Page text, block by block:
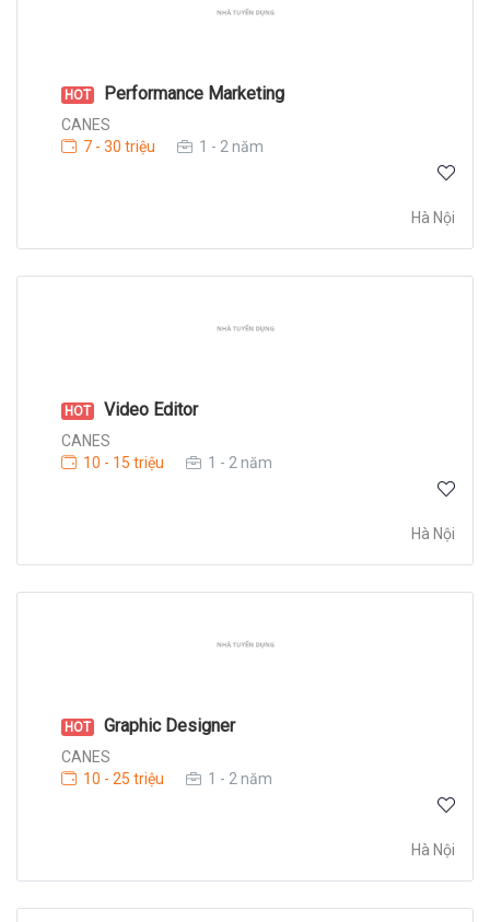
HOT Performance Marketing
CANES
7 - 30 triệu
1 - 2 năm
Hà Nội
HOT Video Editor
CANES
10 - 15 triệu
1 - 2 năm
Hà Nội
HOT Graphic Designer
CANES
10 - 25 triệu
1 - 2 năm
Hà Nội